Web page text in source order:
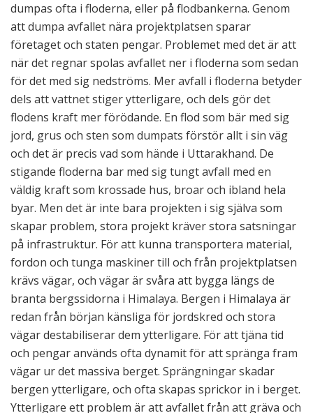
dumpas ofta i floderna, eller på flodbankerna. Genom
att dumpa avfallet nära projektplatsen sparar
företaget och staten pengar. Problemet med det är att
när det regnar spolas avfallet ner i floderna som sedan
för det med sig nedströms. Mer avfall i floderna betyder
dels att vattnet stiger ytterligare, och dels gör det
flodens kraft mer förödande. En flod som bär med sig
jord, grus och sten som dumpats förstör allt i sin väg
och det är precis vad som hände i Uttarakhand. De
stigande floderna bar med sig tungt avfall med en
väldig kraft som krossade hus, broar och ibland hela
byar. Men det är inte bara projekten i sig själva som
skapar problem, stora projekt kräver stora satsningar
på infrastruktur. För att kunna transportera material,
fordon och tunga maskiner till och från projektplatsen
krävs vägar, och vägar är svåra att bygga längs de
branta bergssidorna i Himalaya. Bergen i Himalaya är
redan från början känsliga för jordskred och stora
vägar destabiliserar dem ytterligare. För att tjäna tid
och pengar används ofta dynamit för att spränga fram
vägar ur det massiva berget. Sprängningar skadar
bergen ytterligare, och ofta skapas sprickor in i berget.
Ytterligare ett problem är att avfallet från att gräva och